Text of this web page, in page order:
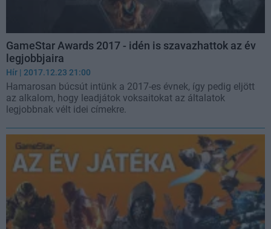
GameStar Awards 2017 - idén is szavazhattok az év
legjobbjaira
Hír | 2017.12.23 21:00
Hamarosan búcsút intünk a 2017-es évnek, így pedig eljött
az alkalom, hogy leadjátok voksaitokat az általatok
legjobbnak vélt idei címekre.